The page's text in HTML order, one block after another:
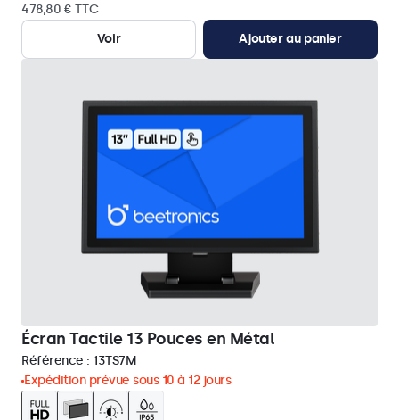
478,80 € TTC
Voir
Ajouter au panier
Écran Tactile 13 Pouces en Métal
Référence : 13TS7M
Expédition prévue sous 10 à 12 jours